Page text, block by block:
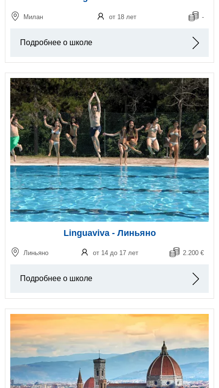
Милан от 18 лет -
Подробнее о школе
Linguaviva - Линьяно
Линьяно от 14 до 17 лет 2.200 €
Подробнее о школе